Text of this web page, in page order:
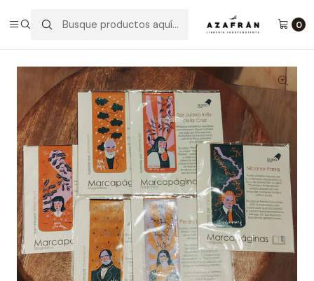
0
Marcapáginas Magnéticos - Autores